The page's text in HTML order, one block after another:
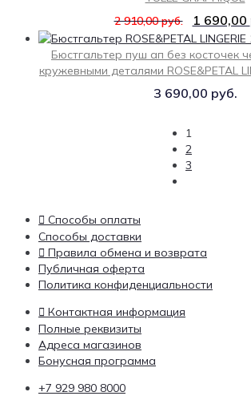
2 910,00руб. 1 690,00
Бюстгальтер пуш ап без косточек
кружевными деталями ROSE&PETAL
3 690,00 руб.
1
2
3
Способы оплаты
Способы доставки
Правила обмена и возврата
Публичная оферта
Политика конфиденциальности
Контактная информация
Полные реквизиты
Адреса магазинов
Бонусная программа
+7 929 980 8000